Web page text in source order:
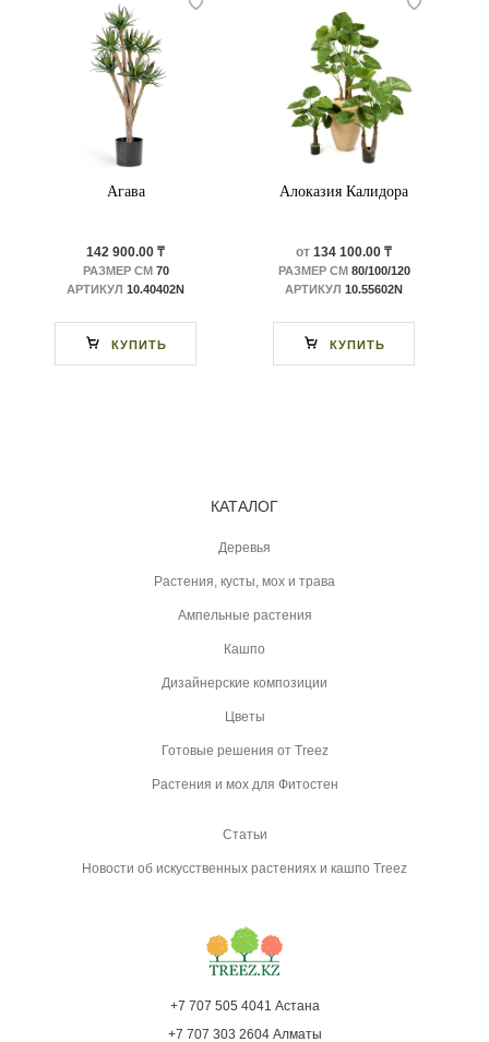
Агава
142 900.00 ₸
РАЗМЕР СМ70
АРТИКУЛ 10.40402N
КУПИТЬ
Алоказия Калидора
от 134 100.00 ₸
РАЗМЕР СМ80/100/120
АРТИКУЛ 10.55602N
КУПИТЬ
КАТАЛОГ
Деревья
Растения, кусты, мох и трава
Ампельные растения
Кашпо
Дизайнерские композиции
Цветы
Готовые решения от Treez
Растения и мох для Фитостен
Статьи
Новости об искусственных растениях и кашпо Treez
+7 707 505 4041 Астана
+7 707 303 2604 Алматы